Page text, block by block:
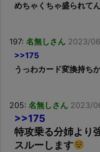
めちゃくちゃ盛られて
197: 名無しさん 2023/
>>175
うっわカード変換持ち
205: 名無しさん 2023/
>>175
特攻乗る分姉より
スルーします